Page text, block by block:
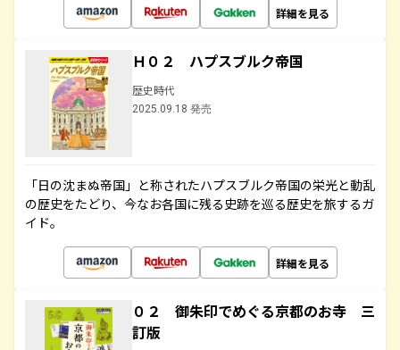
詳細を見る
Ｈ０２ ハプスブルク帝国
歴史時代
2025.09.18 発売
「日の沈まぬ帝国」と称されたハプスブルク帝国の栄光と動乱
の歴史をたどり、今なお各国に残る史跡を巡る歴史を旅するガ
イド。
詳細を見る
０２ 御朱印でめぐる京都のお寺 三
訂版